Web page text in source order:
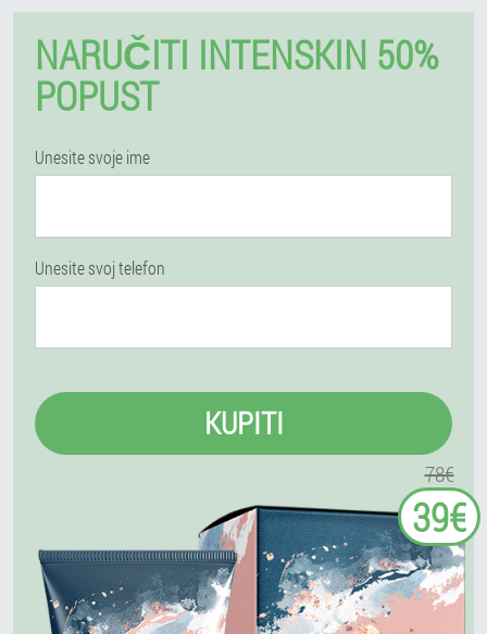
NARUČITI INTENSKIN 50%
POPUST
Unesite svoje ime
Unesite svoj telefon
KUPITI
78€
39€